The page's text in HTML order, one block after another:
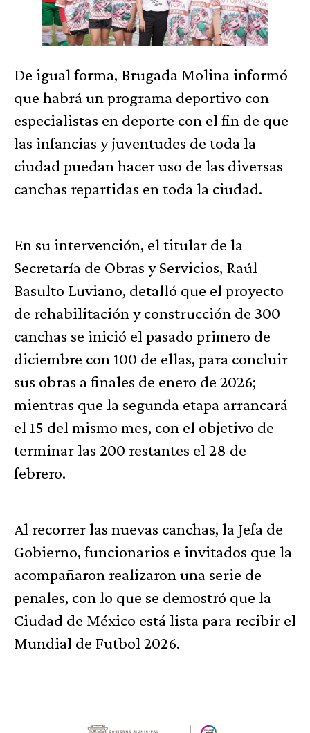
De igual forma, Brugada Molina informó
que habrá un programa deportivo con
especialistas en deporte con el fin de que
las infancias y juventudes de toda la
ciudad puedan hacer uso de las diversas
canchas repartidas en toda la ciudad.
En su intervención, el titular de la
Secretaría de Obras y Servicios, Raúl
Basulto Luviano, detalló que el proyecto
de rehabilitación y construcción de 300
canchas se inició el pasado primero de
diciembre con 100 de ellas, para concluir
sus obras a finales de enero de 2026;
mientras que la segunda etapa arrancará
el 15 del mismo mes, con el objetivo de
terminar las 200 restantes el 28 de
febrero.
Al recorrer las nuevas canchas, la Jefa de
Gobierno, funcionarios e invitados que la
acompañaron realizaron una serie de
penales, con lo que se demostró que la
Ciudad de México está lista para recibir el
Mundial de Futbol 2026.